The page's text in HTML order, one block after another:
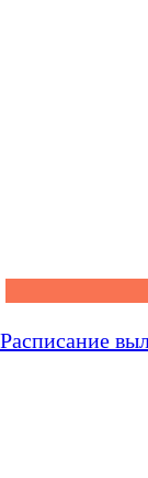
Расписание